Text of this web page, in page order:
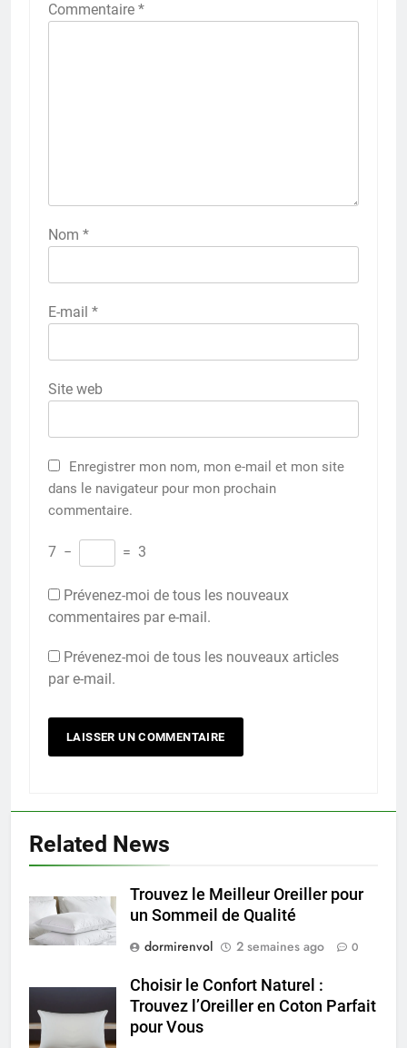
Commentaire *
Nom *
E-mail *
Site web
Enregistrer mon nom, mon e-mail et mon site
dans le navigateur pour mon prochain
commentaire.
7 − = 3
Prévenez-moi de tous les nouveaux
commentaires par e-mail.
Prévenez-moi de tous les nouveaux articles
par e-mail.
Related News
Trouvez le Meilleur Oreiller pour
un Sommeil de Qualité
dormirenvol
2 semaines ago 0
Choisir le Confort Naturel :
Trouvez l’Oreiller en Coton Parfait
pour Vous